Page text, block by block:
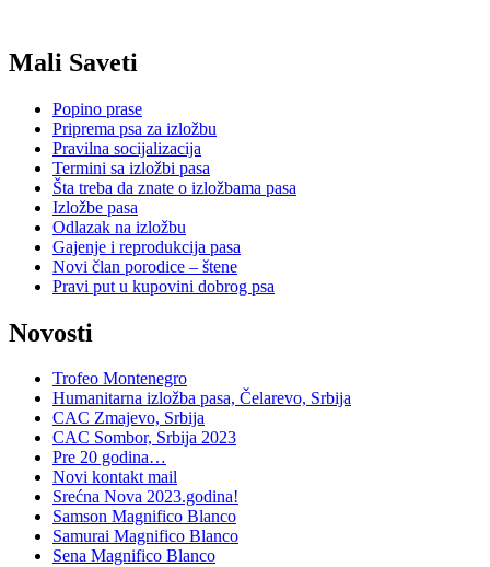
Mali Saveti
Popino prase
Priprema psa za izložbu
Pravilna socijalizacija
Termini sa izložbi pasa
Šta treba da znate o izložbama pasa
Izložbe pasa
Odlazak na izložbu
Gajenje i reprodukcija pasa
Novi član porodice – štene
Pravi put u kupovini dobrog psa
Novosti
Trofeo Montenegro
Humanitarna izložba pasa, Čelarevo, Srbija
CAC Zmajevo, Srbija
CAC Sombor, Srbija 2023
Pre 20 godina…
Novi kontakt mail
Srećna Nova 2023.godina!
Samson Magnifico Blanco
Samurai Magnifico Blanco
Sena Magnifico Blanco